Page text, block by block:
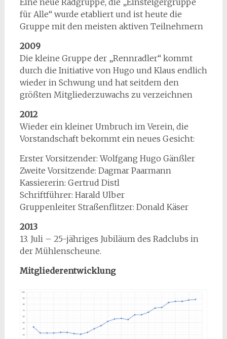
Eine neue Radgruppe, die „Einsteigergruppe
für Alle“ wurde etabliert und ist heute die
Gruppe mit den meisten aktiven Teilnehmern
2009
Die kleine Gruppe der „Rennradler“ kommt
durch die Initiative von Hugo und Klaus endlich
wieder in Schwung und hat seitdem den
größten Mitgliederzuwachs zu verzeichnen
2012
Wieder ein kleiner Umbruch im Verein, die
Vorstandschaft bekommt ein neues Gesicht:
Erster Vorsitzender: Wolfgang Hugo Gänßler
Zweite Vorsitzende: Dagmar Paarmann
Kassiererin: Gertrud Distl
Schriftführer: Harald Ulber
Gruppenleiter Straßenflitzer: Donald Käser
2013
13. Juli – 25-jähriges Jubiläum des Radclubs in
der Mühlenscheune.
Mitgliederentwicklung